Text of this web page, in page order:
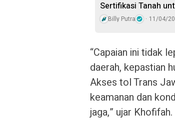
Sertifikasi Tanah
Billy Putra 11/04/
“Capaian ini tidak
daerah, kepastian
Akses tol Trans
keamanan dan
jaga,” ujar Khofifah.